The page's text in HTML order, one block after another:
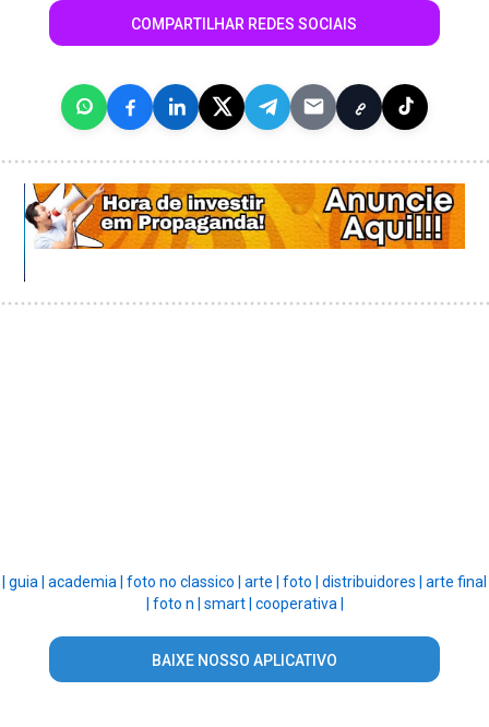
COMPARTILHAR REDES SOCIAIS
guia | academia | foto no classico | arte | foto | distribuidores | arte final
foto n | smart | cooperativa |
BAIXE NOSSO APLICATIVO